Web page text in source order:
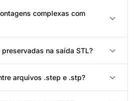
complexas com
na saída STL?
arquivos .step e .stp?